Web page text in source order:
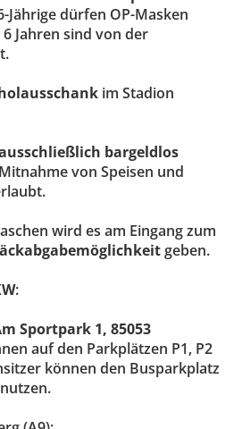
Jährige dürfen OP-Masken
Jahren sind von der
im Stadion
bargeldlos
von Speisen und
wird es am Eingang zum
geben.
:
Sportpark 1, 85053
auf den Parkplätzen P1, P2
können den Busparkplatz